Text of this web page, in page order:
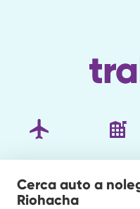
Cerca auto a
Riohacha